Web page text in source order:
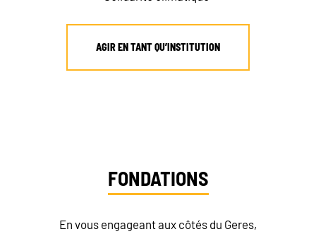
AGIR EN TANT QU’INSTITUTION
FONDATIONS
En vous engageant aux côtés du Geres,